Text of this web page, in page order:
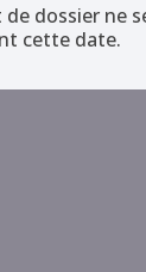
dossier ne
cette date.